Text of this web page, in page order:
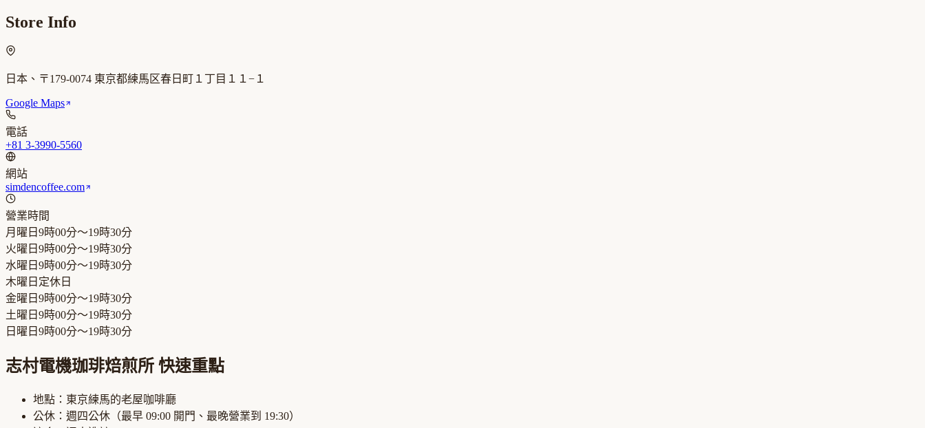
Store Info
日本、〒179-0074 東京都練馬区春日町１丁目１１−１
Google Maps
電話
+81 3-3990-5560
網站
simdencoffee.com
營業時間
月曜日 9時00分～19時30分
火曜日 9時00分～19時30分
水曜日 9時00分～19時30分
木曜日 定休日
金曜日 9時00分～19時30分
土曜日 9時00分～19時30分
日曜日 9時00分～19時30分
志村電機珈琲焙煎所 快速重點
地點： 東京練馬的老屋咖啡廳
公休： 週四公休 （最早 09:00 開門、最晚營業到 19:30）